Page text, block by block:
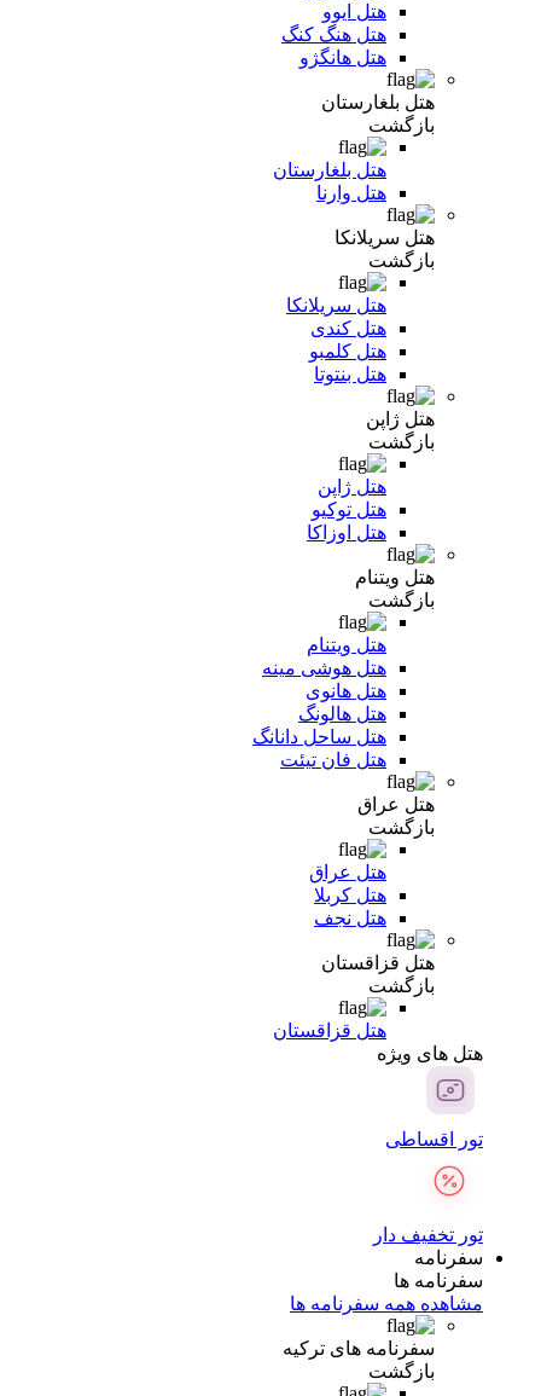
هتل ایوو
هتل هنگ کنگ
هتل هانگژو
هتل بلغارستان
بازگشت
هتل بلغارستان
هتل وارنا
هتل سریلانکا
بازگشت
هتل سریلانکا
هتل کندی
هتل کلمبو
هتل بنتوتا
هتل ژاپن
بازگشت
هتل ژاپن
هتل توکیو
هتل اوزاکا
هتل ویتنام
بازگشت
هتل ویتنام
هتل هوشی مینه
هتل هانوی
هتل هالونگ
هتل ساحل دانانگ
هتل فان تیئت
هتل عراق
بازگشت
هتل عراق
هتل کربلا
هتل نجف
هتل قزاقستان
بازگشت
هتل قزاقستان
هتل های ویژه
تور اقساطی
تور تخفیف دار
سفرنامه
سفرنامه ها
مشاهده همه سفرنامه ها
سفرنامه های ترکیه
بازگشت